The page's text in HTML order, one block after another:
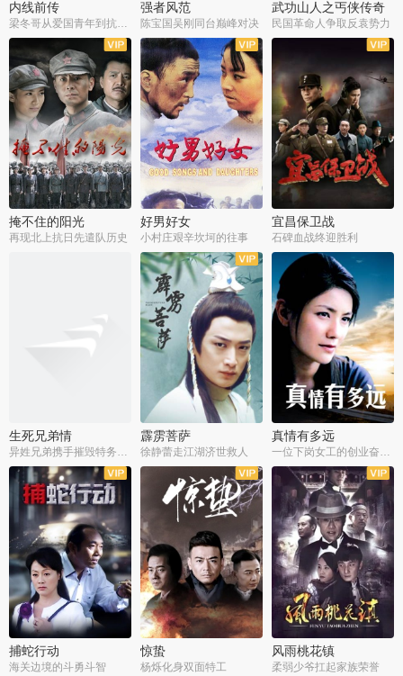
内线前传 强者风范
陈宝国吴刚同台巅峰对决
武功山人之丐侠传奇
民国革命人争取反袁势力
全38集
掩不住的阳光
再现北上抗日先遣队历史
全9集
好男好女
小村庄艰辛坎坷的往事
全35集
宜昌保卫战
石碑血战终迎胜利
生死兄弟情
异姓兄弟携手摧毁特务阴谋
全40集
霹雳菩萨
徐静蕾走江湖济世救人
全25集
真情有多远
一位下岗女工的创业奋斗史
全22集
捕蛇行动
海关边境的斗勇斗智
全39集
惊蛰
杨烁化身双面特工
全36集
风雨桃花镇
柔弱少爷扛起家族荣誉